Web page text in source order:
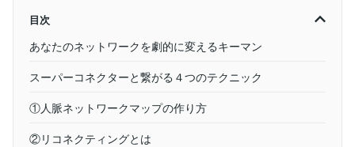
目次
あなたのネットワークを劇的に変えるキーマン
スーパーコネクターと繋がる４つのテクニック
①人脈ネットワークマップの作り方
②リコネクティングとは